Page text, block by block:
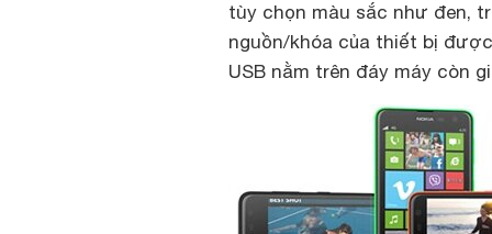
tùy chọn màu sắc như đen,
nguồn/khóa của thiết bị
USB nằm trên đáy máy còn